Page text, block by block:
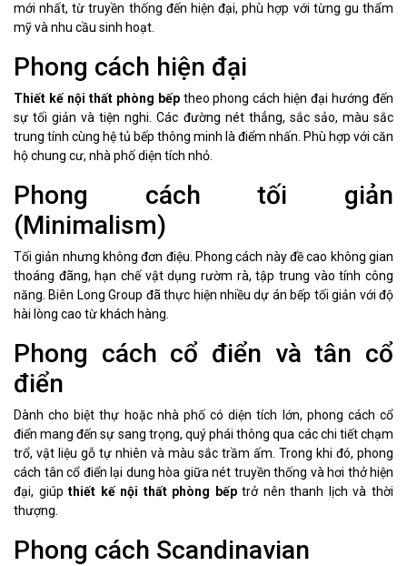
mới nhất, từ truyền thống đến hiện đại, phù hợp với từng gu thẩm
mỹ và nhu cầu sinh hoạt.
Phong cách hiện đại
Thiết kế nội thất phòng bếptheo phong cách hiện đại hướng đến
sự tối giản và tiện nghi. Các đường nét thẳng, sắc sảo, màu sắc
trung tính cùng hệ tủ bếp thông minh là điểm nhấn. Phù hợp với căn
hộ chung cư, nhà phố diện tích nhỏ.
Phong cách tối giản
(Minimalism)
Tối giản nhưng không đơn điệu. Phong cách này đề cao không gian
thoáng đãng, hạn chế vật dụng rườm rà, tập trung vào tính công
năng. Biên Long Group đã thực hiện nhiều dự án bếp tối giản với độ
hài lòng cao từ khách hàng.
Phong cách cổ điển và tân cổ
điển
Dành cho biệt thự hoặc nhà phố có diện tích lớn, phong cách cổ
điển mang đến sự sang trọng, quý phái thông qua các chi tiết chạm
trổ, vật liệu gỗ tự nhiên và màu sắc trầm ấm. Trong khi đó, phong
cách tân cổ điển lại dung hòa giữa nét truyền thống và hơi thở hiện
đại, giúpthiết kế nội thất phòng bếptrở nên thanh lịch và thời
thượng.
Phong cách Scandinavian